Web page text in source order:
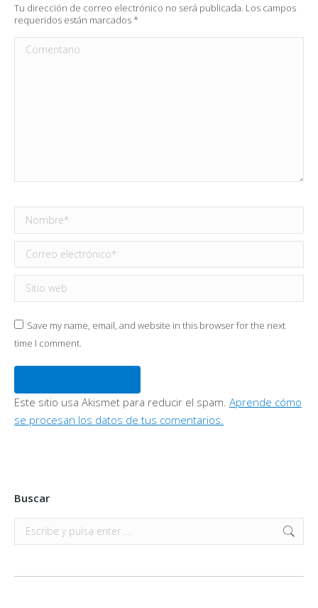
Tu dirección de correo electrónico no será publicada. Los campos
requeridos están marcados*
Comentario
Nombre *
Correo electrónico *
Sitio web
Save my name, email, and website in this browser for the next
time I comment.
Este sitio usa Akismet para reducir el spam. Aprende cómo
se procesan los datos de tus comentarios.
Buscar
Buscar: